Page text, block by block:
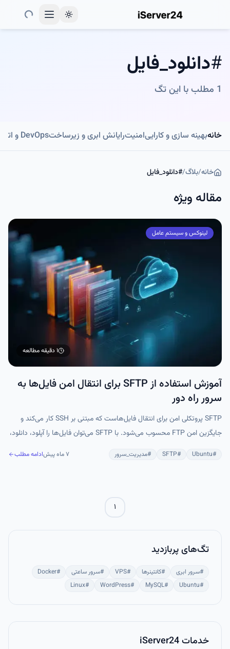
Toggle theme
#دانلود_فایل
1 مطلب با این تگ
خانهبهینه سازی و کاراییامنیترایانش ابری و زیرساختDevOps و اتوماسیون
خانه/بلاگ/
#دانلود_فایل
مقاله ویژه
لینوکس و سیستم عامل
۱ دقیقه مطالعه
آموزش استفاده از SFTP برای انتقال امن فایل‌ها به
سرور راه دور
SFTP پروتکلی امن برای انتقال فایل‌هاست که مبتنی بر SSH کار می‌کند و
جایگزین امن FTP محسوب می‌شود. با SFTP می‌توان فایل‌ها را آپلود، دانلود،
#
Ubuntu
#
SFTP
#مدیریت_سرور ۷ ماه پیش ادامه مطلب
۱
تگ‌های پربازدید
#سرور ابری #کانتینرها #
VPS
#سرور ساعتی #
Docker
#
Ubuntu
#
MySQL
#
WordPress
#
Linux
خدمات iServer24